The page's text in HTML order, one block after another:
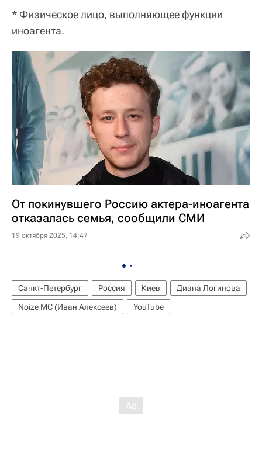
* Физическое лицо, выполняющее функции
иноагента.
От покинувшего Россию актера-иноагента
отказалась семья, сообщили СМИ
19 октября 2025, 14:47
Санкт-Петербург Россия Киев
Диана Логинова
Noize MC (Иван Алексеев)
YouTube